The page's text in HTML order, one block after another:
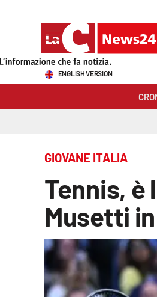
Sezioni
Economia e lavoro
ENGLISH VERSION
GIOVANE ITALIA
Tennis, è
Musetti